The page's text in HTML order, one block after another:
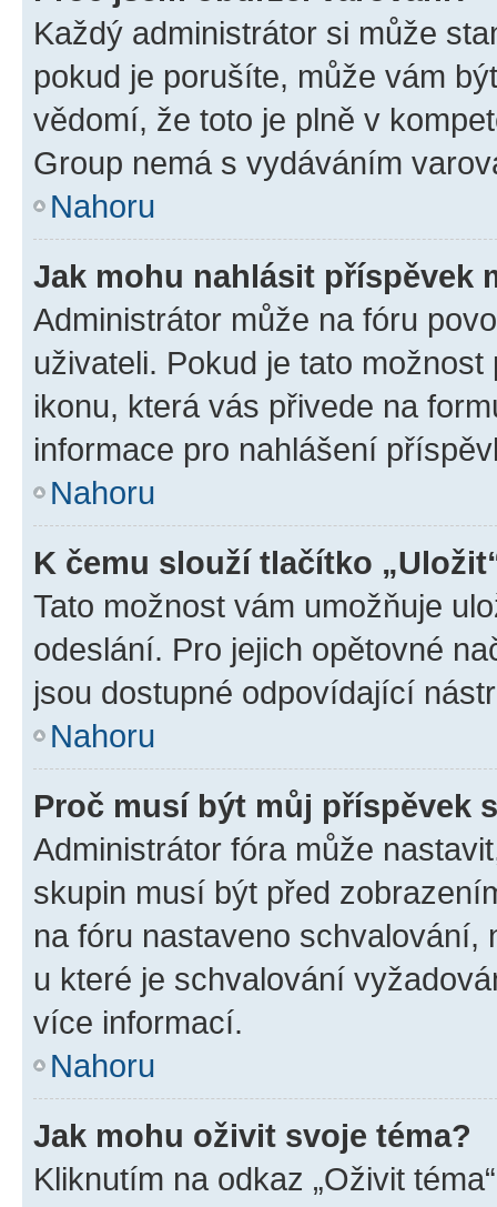
Každý administrátor si může
pokud je porušíte, může vám
vědomí, že toto je plně v
Group nemá s vydáváním
Nahoru
Jak mohu nahlásit příspěvek
Administrátor může na fóru
uživateli. Pokud je tato
ikonu, která vás přivede na
informace pro nahlášení
Nahoru
K čemu slouží tlačítko
Tato možnost vám umožňuje
odeslání. Pro jejich opětovné
jsou dostupné odpovídající
Nahoru
Proč musí být můj příspěvek
Administrátor fóra může
skupin musí být před
na fóru nastaveno schvalování,
u které je schvalování
více informací.
Nahoru
Jak mohu oživit svoje téma?
Kliknutím na odkaz „Oživit